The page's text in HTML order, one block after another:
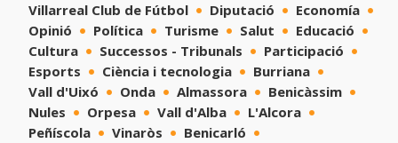
Villarreal Club de Fútbol
Diputació
Economía
Opinió
Política Turisme Salut
Educació
Cultura
Successos - Tribunals
Participació
Esports
Ciència i tecnologia
Burriana
Vall d'Uixó
Onda Almassora
Benicàssim
Nules
Orpesa Vall d'Alba
L'Alcora
Peñíscola
Vinaròs
Benicarló